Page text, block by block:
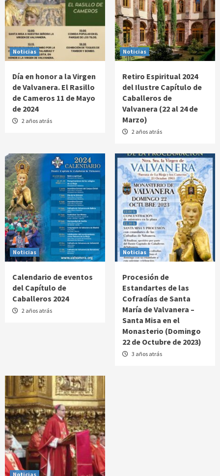
Noticias
Día en honor a la Virgen
de Valvanera. El Rasillo
de Cameros 11 de Mayo
de 2024
2 años atrás
Noticias
Retiro Espiritual 2024
del Ilustre Capítulo de
Caballeros de
Valvanera (22 al 24 de
Marzo)
2 años atrás
Noticias
Calendario de eventos
del Capítulo de
Caballeros 2024
2 años atrás
Noticias
Procesión de
Estandartes de las
Cofradías de Santa
María de Valvanera –
Santa Misa en el
Monasterio (Domingo
22 de Octubre de 2023)
3 años atrás
Noticias